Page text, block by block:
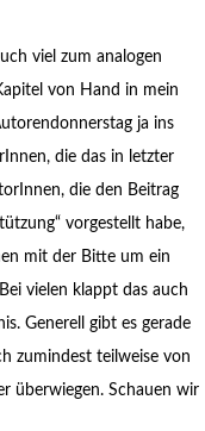
viel zum analogen
von Hand in mein
ja ins
die das in letzter
die den Beitrag
vorgestellt habe,
mit der Bitte um ein
vielen klappt das auch
Generell gibt es gerade
zumindest teilweise von
überwiegen. Schauen wir